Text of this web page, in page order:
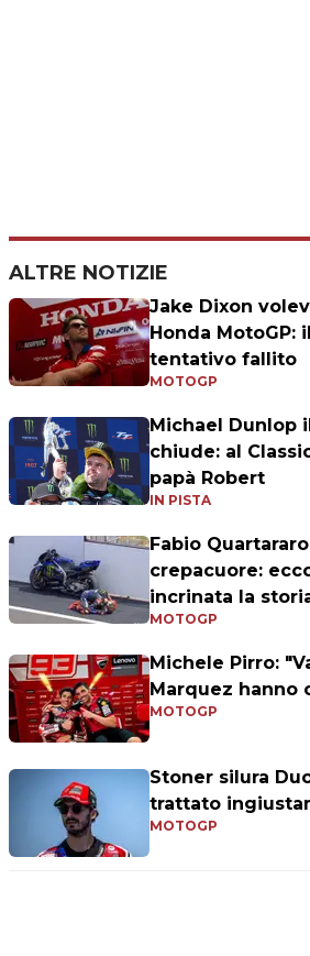
ALTRE NOTIZIE
Jake Dixon
Honda MotoGP:
tentativo fallito
MOTOGP
Michael Dunlop
chiude: al
papà Robert
IN PISTA
Fabio
crepacuore:
incrinata la
MOTOGP
Michele Pirro:
Marquez hanno
MOTOGP
Stoner silura
trattato
MOTOGP